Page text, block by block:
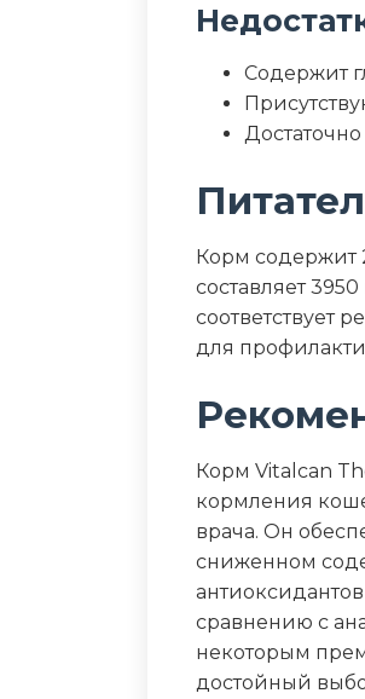
Содержит
Корм содержит
составляет
соответствует
для
Корм Vitalcan
кормления
врача. Он
сниженном
сравнению с
некоторым
достойный